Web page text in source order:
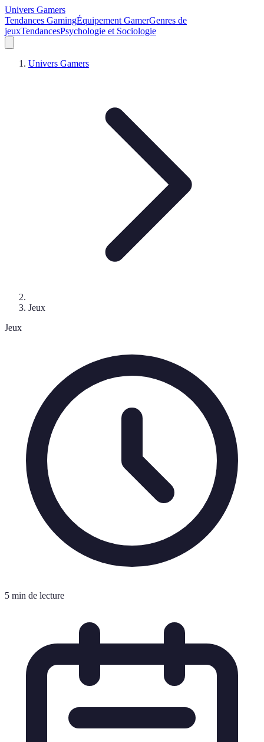
Univers Gamers
Tendances GamingÉquipement GamerGenres de
jeuxTendancesPsychologie et Sociologie
Univers Gamers
Jeux
Jeux
5 min de lecture